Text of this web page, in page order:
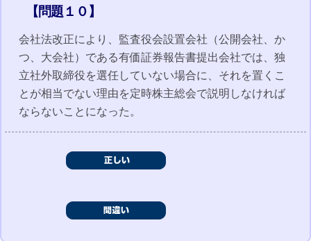
【問題１０】
会社法改正により、監査役会設置会社（公開会社、か
つ、大会社）である有価証券報告書提出会社では、独
立社外取締役を選任していない場合に、それを置くこ
とが相当でない理由を定時株主総会で説明しなければ
ならないことになった。